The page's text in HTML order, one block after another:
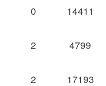
0 14411
2 4799
2 17193